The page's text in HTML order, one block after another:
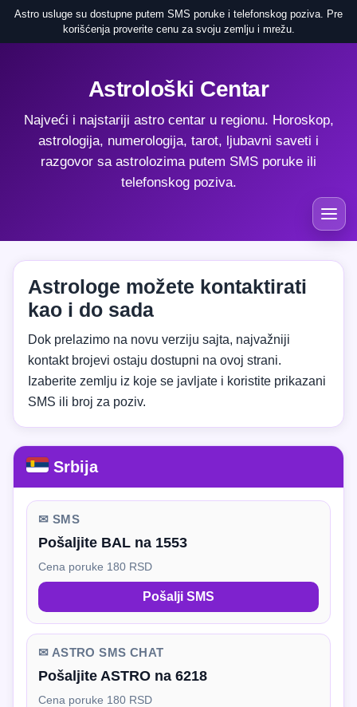
Astro usluge su dostupne putem SMS poruke i telefonskog poziva. Pre
korišćenja proverite cenu za svoju zemlju i mrežu.
Astrološki Centar
Najveći i najstariji astro centar u regionu. Horoskop,
astrologija, numerologija, tarot, ljubavni saveti i
razgovor sa astrolozima putem SMS poruke ili
telefonskog poziva.
Astrologe možete kontaktirati
kao i do sada
Dok prelazimo na novu verziju sajta, najvažniji
kontakt brojevi ostaju dostupni na ovoj strani.
Izaberite zemlju iz koje se javljate i koristite prikazani
SMS ili broj za poziv.
Srbija
✉ SMS
Pošaljite BAL na 1553
Cena poruke 180 RSD
Pošalji SMS
✉ ASTRO SMS CHAT
Pošaljite ASTRO na 6218
Cena poruke 180 RSD